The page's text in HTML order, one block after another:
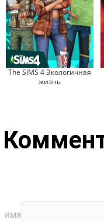
The SIMS 4 Экологичная
жизнь
ИМЯ